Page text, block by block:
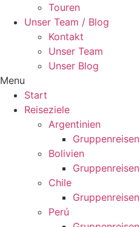
Touren
Unser Team / Blog
Kontakt
Unser Team
Unser Blog
Menu
Start
Reiseziele
Argentinien
Gruppenreisen
Bolivien
Gruppenreisen
Chile
Gruppenreisen
Perú